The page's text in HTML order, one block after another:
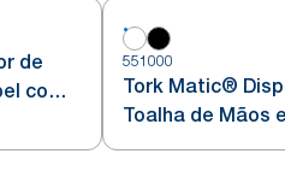
de
com
551000
Tork Matic®
Toalha de Mãos
H1